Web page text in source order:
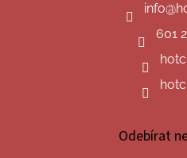
info@
601
Odebírat